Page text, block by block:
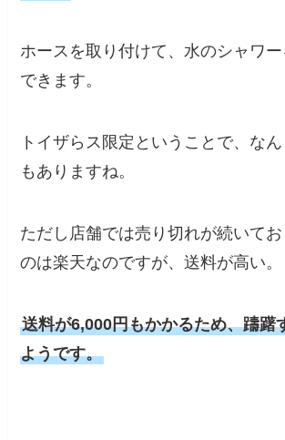
ホースを取り付けて、水のシャワ
できます。
トイザらス限定ということで、な
もありますね。
ただし店舗では売り切れが続いて
のは楽天なのですが、送料が高い。
送料が6,000円もかかるため、躊躇
ようです。